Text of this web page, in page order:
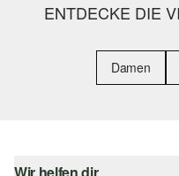
ENTDECKE DIE
Damen
Wir helfen dir